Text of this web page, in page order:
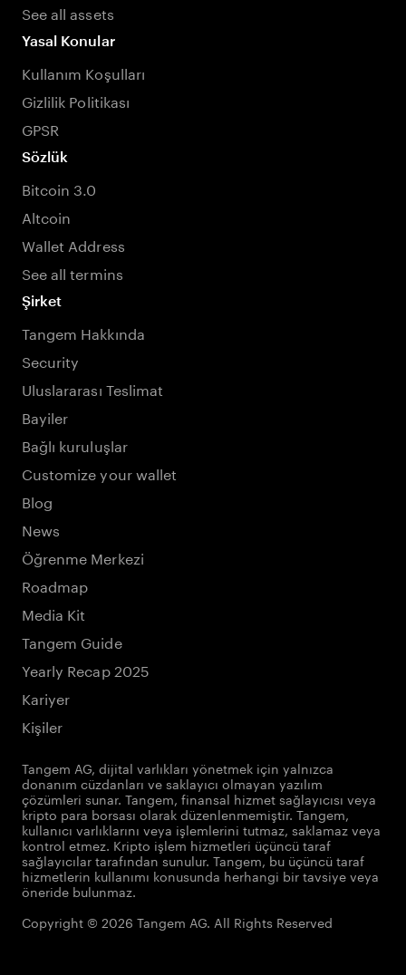
See all assets
Yasal Konular
Kullanım Koşulları
Gizlilik Politikası
GPSR
Sözlük
Bitcoin 3.0
Altcoin
Wallet Address
See all termins
Şirket
Tangem Hakkında
Security
Uluslararası Teslimat
Bayiler
Bağlı kuruluşlar
Customize your wallet
Blog
News
Öğrenme Merkezi
Roadmap
Media Kit
Tangem Guide
Yearly Recap 2025
Kariyer
Kişiler
Tangem AG, dijital varlıkları yönetmek için yalnızca
donanım cüzdanları ve saklayıcı olmayan yazılım
çözümleri sunar. Tangem, finansal hizmet sağlayıcısı veya
kripto para borsası olarak düzenlenmemiştir. Tangem,
kullanıcı varlıklarını veya işlemlerini tutmaz, saklamaz veya
kontrol etmez. Kripto işlem hizmetleri üçüncü taraf
sağlayıcılar tarafından sunulur. Tangem, bu üçüncü taraf
hizmetlerin kullanımı konusunda herhangi bir tavsiye veya
öneride bulunmaz.